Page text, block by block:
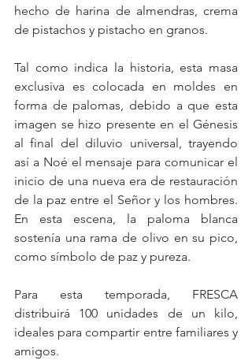
hecho de harina de almendras, crema
de pistachos y pistacho en granos.
Tal como indica la historia, esta masa
exclusiva es colocada en moldes en
forma de palomas, debido a que esta
imagen se hizo presente en el Génesis
al final del diluvio universal, trayendo
así a Noé el mensaje para comunicar el
inicio de una nueva era de restauración
de la paz entre el Señor y los hombres.
En esta escena, la paloma blanca
sostenía una rama de olivo en su pico,
como símbolo de paz y pureza.
Para esta temporada, FRESCA
distribuirá 100 unidades de un kilo,
ideales para compartir entre familiares y
amigos.